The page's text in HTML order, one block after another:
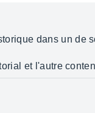
dans un de
et l'autre